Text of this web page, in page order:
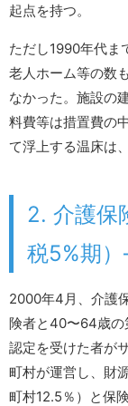
起点を持つ。
ただし1990年代ま
老人ホーム等の数
なかった。施設の
料費等は措置費の
て浮上する温床は
2. 介護保
税5%期
2000年4月、介護
険者と40〜64歳の
認定を受けた者が
町村が運営し、財
町村12.5％）と保